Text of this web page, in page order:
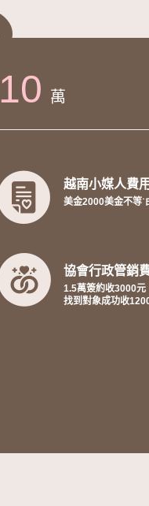
10 萬
越南小媒人費
美金2000美金不等
協會行政管銷
1.5萬簽約收3000元
找到對象成功收